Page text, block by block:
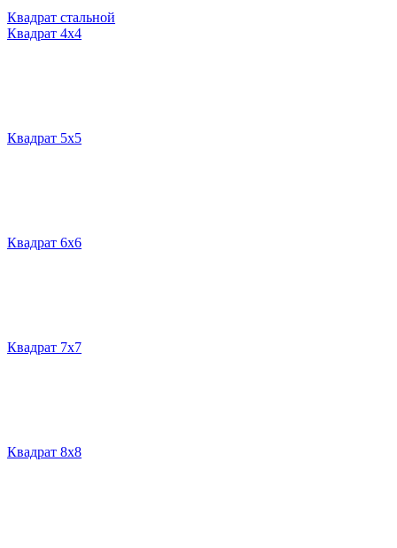
Квадрат стальной
Квадрат 4х4
Квадрат 5х5
Квадрат 6х6
Квадрат 7х7
Квадрат 8х8